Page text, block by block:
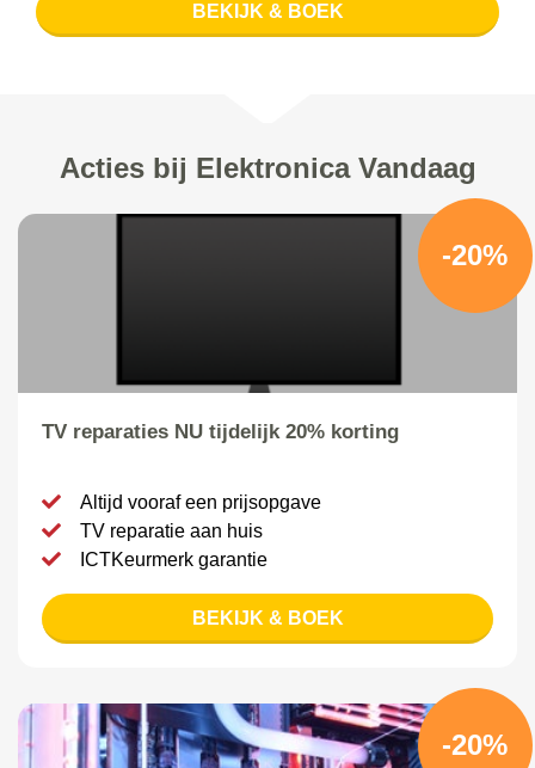
BEKIJK & BOEK
Acties bij Elektronica Vandaag
-20%
TV reparaties NU tijdelijk 20% korting
Altijd vooraf een prijsopgave
TV reparatie aan huis
ICTKeurmerk garantie
BEKIJK & BOEK
-20%